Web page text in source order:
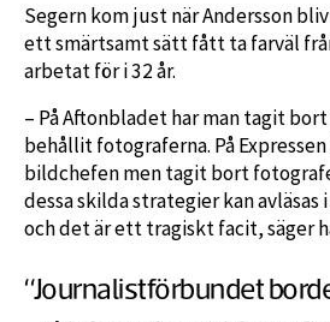
Segern kom just när Andersson
ett smärtsamt sätt fått ta farväl
arbetat för i 32 år.
– På Aftonbladet har man tagit
behållit fotograferna. På
bildchefen men tagit bort
dessa skilda strategier kan
och det är ett tragiskt facit, säger
“Journalistförbundet